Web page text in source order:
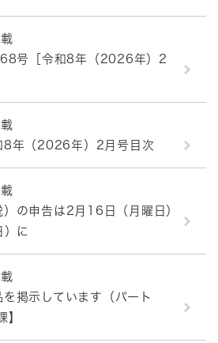
号［令和8年（2026年）2
年（2026年）2月号目次
の申告は2月16日（月曜日）
に
を掲示しています（パート
】